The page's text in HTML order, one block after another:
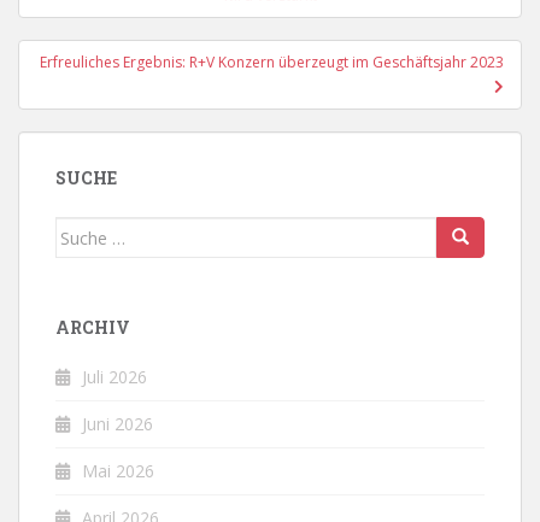
Erfreuliches Ergebnis: R+V Konzern überzeugt im Geschäftsjahr 2023
SUCHE
Suche
ARCHIV
Juli 2026
Juni 2026
Mai 2026